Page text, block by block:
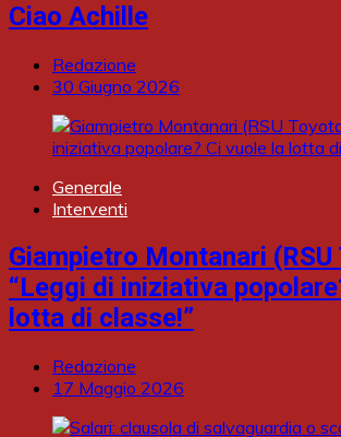
Ciao Achille
Redazione
30 Giugno 2026
Generale
Interventi
Giampietro Montanari (RSU
“Leggi di iniziativa
lotta di classe!”
Redazione
17 Maggio 2026